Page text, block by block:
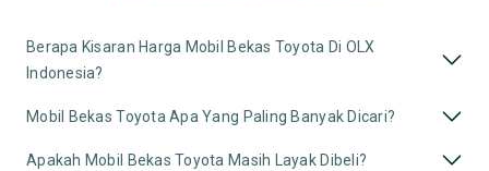
Berapa Kisaran Harga Mobil Bekas Toyota Di OLX
Indonesia?
Mobil Bekas Toyota Apa Yang Paling Banyak Dicari?
Apakah Mobil Bekas Toyota Masih Layak Dibeli?